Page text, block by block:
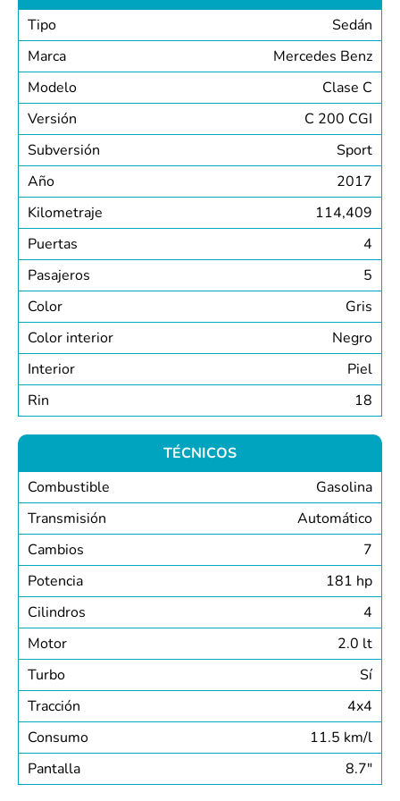
Tipo
Sedán
Marca
Mercedes Benz
Modelo
Clase C
Versión
C 200 CGI
Subversión
Sport
Año
2017
Kilometraje
114,409
Puertas
4
Pasajeros
5
Color
Gris
Color interior
Negro
Interior
Piel
Rin
18
TÉCNICOS
Combustible
Gasolina
Transmisión
Automático
Cambios
7
Potencia
181 hp
Cilindros
4
Motor
2.0 lt
Turbo
Sí
Tracción
4x4
Consumo
11.5 km/l
Pantalla
8.7″